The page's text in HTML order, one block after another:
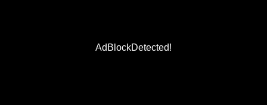
AdBlockDetected!